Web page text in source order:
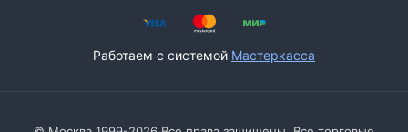
Работаем с системой Мастеркасса